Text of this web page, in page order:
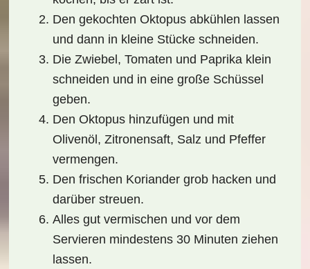
Den gekochten Oktopus abkühlen lassen
und dann in kleine Stücke schneiden.
Die Zwiebel, Tomaten und Paprika klein
schneiden und in eine große Schüssel
geben.
Den Oktopus hinzufügen und mit
Olivenöl, Zitronensaft, Salz und Pfeffer
vermengen.
Den frischen Koriander grob hacken und
darüber streuen.
Alles gut vermischen und vor dem
Servieren mindestens 30 Minuten ziehen
lassen.